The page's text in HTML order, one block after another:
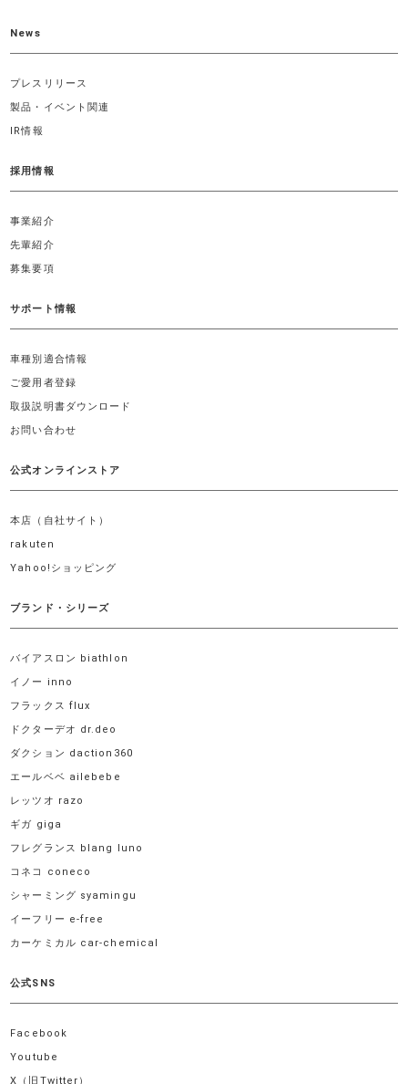
News
プレスリリース
製品・イベント関連
IR情報
採用情報
事業紹介
先輩紹介
募集要項
サポート情報
車種別適合情報
ご愛用者登録
取扱説明書ダウンロード
お問い合わせ
公式オンラインストア
本店（自社サイト）
rakuten
Yahoo!ショッピング
ブランド・シリーズ
バイアスロン biathlon
イノー inno
フラックス flux
ドクターデオ dr.deo
ダクション daction360
エールベベ ailebebe
レッツオ razo
ギガ giga
フレグランス blang luno
コネコ coneco
シャーミング syamingu
イーフリー e-free
カーケミカル car-chemical
公式SNS
Facebook
Youtube
X（旧Twitter）